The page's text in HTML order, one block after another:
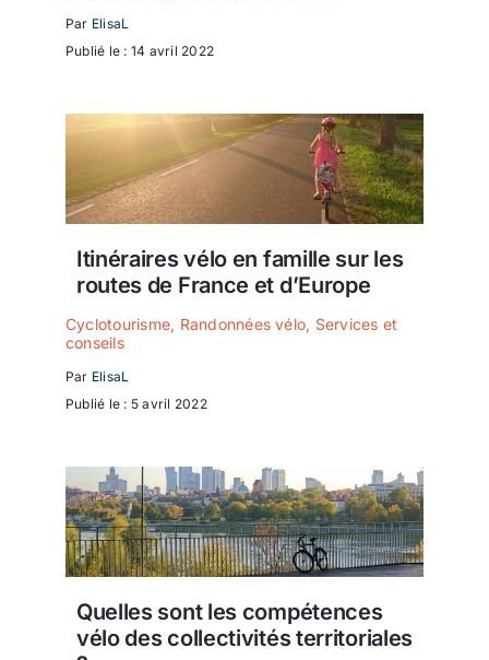
Par ElisaL
Publié le : 14 avril 2022
Itinéraires vélo en famille sur les
routes de France et d’Europe
Cyclotourisme, Randonnées vélo, Services et
conseils
Par ElisaL
Publié le : 5 avril 2022
Quelles sont les compétences
vélo des collectivités territoriales